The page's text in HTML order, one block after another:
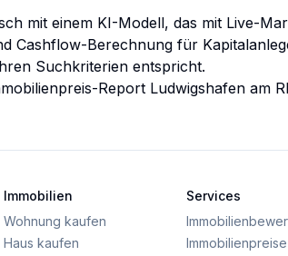
mit einem KI-Modell, das mit Live-
Cashflow-Berechnung für
Suchkriterien entspricht.
Report Ludwigshafen am
Immobilien
Wohnung kaufen
Haus kaufen
Services
Immobilienpreise